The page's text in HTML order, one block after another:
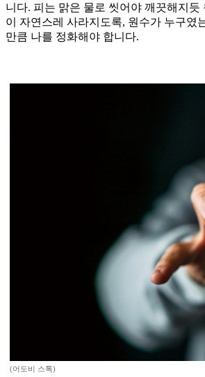
니다. 피는 맑은 물로 씻어야 깨끗해지듯
이 자연스레 사라지도록, 원수가 누구였
만큼 나를 정화해야 합니다.
(어도비 스톡)